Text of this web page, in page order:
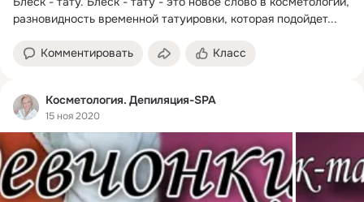
разновидность временной татуировки, которая подойдет...
Комментировать Класс
Косметология. Депиляция-SPA
15 ноя 2020